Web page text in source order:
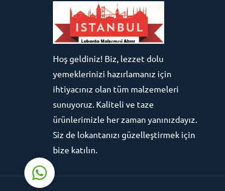
Hoş geldiniz! Biz, lezzet dolu
yemeklerinizi hazırlamanız için
ihtiyacınız olan tüm malzemeleri
sunuyoruz. Kaliteli ve taze
ürünlerimizle her zaman yanınızdayız.
Siz de lokantanızı güzelleştirmek için
bize katılın.
Süleyman Yıldız
Cevap Yaz